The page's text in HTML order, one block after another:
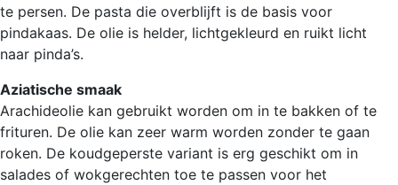
te persen. De pasta die overblijft is de basis voor
pindakaas. De olie is helder, lichtgekleurd en ruikt licht
naar pinda’s.
Aziatische smaak
Arachideolie kan gebruikt worden om in te bakken of te
frituren. De olie kan zeer warm worden zonder te gaan
roken. De koudgeperste variant is erg geschikt om in
salades of wokgerechten toe te passen voor het